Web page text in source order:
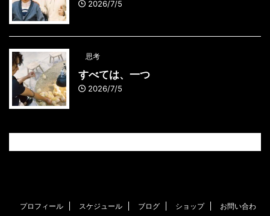
2026/7/5
思考
すべては、一つ
2026/7/5
プロフィール スケジュール ブログ ショップ
お問い合わ